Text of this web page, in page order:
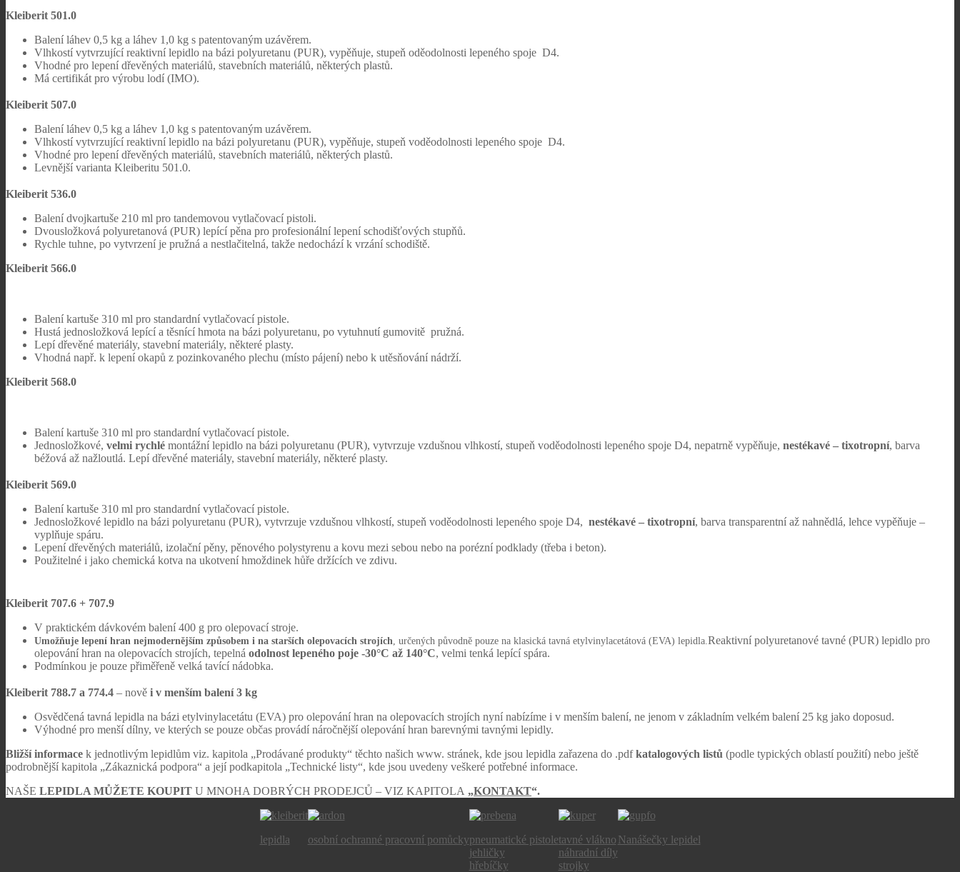
Kleiberit 501.0
Balení láhev 0,5 kg a láhev 1,0 kg s patentovaným uzávěrem.
Vlhkostí vytvrzující reaktivní lepidlo na bázi polyuretanu (PUR), vypěňuje, stupeň oděodolnosti lepeného spoje D4.
Vhodné pro lepení dřevěných materiálů, stavebních materiálů, některých plastů.
Má certifikát pro výrobu lodí (IMO).
Kleiberit 507.0
Balení láhev 0,5 kg a láhev 1,0 kg s patentovaným uzávěrem.
Vlhkostí vytvrzující reaktivní lepidlo na bázi polyuretanu (PUR), vypěňuje, stupeň voděodolnosti lepeného spoje D4.
Vhodné pro lepení dřevěných materiálů, stavebních materiálů, některých plastů.
Levnější varianta Kleiberitu 501.0.
Kleiberit 536.0
Balení dvojkartuše 210 ml pro tandemovou vytlačovací pistoli.
Dvousložková polyuretanová (PUR) lepící pěna pro profesionální lepení schodišťových stupňů.
Rychle tuhne, po vytvrzení je pružná a nestlačitelná, takže nedochází k vrzání schodiště.
Kleiberit 566.0
Balení kartuše 310 ml pro standardní vytlačovací pistole.
Hustá jednosložková lepící a těsnící hmota na bázi polyuretanu, po vytuhnutí gumovitě pružná.
Lepí dřevěné materiály, stavební materiály, některé plasty.
Vhodná např. k lepení okapů z pozinkovaného plechu (místo pájení) nebo k utěsňování nádrží.
Kleiberit 568.0
Balení kartuše 310 ml pro standardní vytlačovací pistole.
Jednosložkové, velmi rychlé montážní lepidlo na bázi polyuretanu (PUR), vytvrzuje vzdušnou vlhkostí, stupeň voděodolnosti lepeného spoje D4, nepatrně vypěňuje, nestékavé – tixotropní, barva
béžová až nažloutlá. Lepí dřevěné materiály, stavební materiály, některé plasty.
Kleiberit 569.0
Balení kartuše 310 ml pro standardní vytlačovací pistole.
Jednosložkové lepidlo na bázi polyuretanu (PUR), vytvrzuje vzdušnou vlhkostí, stupeň voděodolnosti lepeného spoje D4, nestékavé – tixotropní, barva transparentní až nahnědlá, lehce vypěňuje –
vyplňuje spáru.
Lepení dřevěných materiálů, izolační pěny, pěnového polystyrenu a kovu mezi sebou nebo na porézní podklady (třeba i beton).
Použitelné i jako chemická kotva na ukotvení hmoždinek hůře držících ve zdivu.
Kleiberit 707.6 + 707.9
V praktickém dávkovém balení 400 g pro olepovací stroje.
Umožňuje lepení hran nejmodernějším způsobem i na starších olepovacích strojích, určených původně pouze na klasická tavná etylvinylacetátová (EVA) lepidla.Reaktivní polyuretanové tavné (PUR) lepidlo pro
olepování hran na olepovacích strojích, tepelná odolnost lepeného poje -30°C až 140°C, velmi tenká lepící spára.
Podmínkou je pouze přiměřeně velká tavící nádobka.
Kleiberit 788.7 a 774.4 – nově i v menším balení 3 kg
Osvědčená tavná lepidla na bázi etylvinylacetátu (EVA) pro olepování hran na olepovacích strojích nyní nabízíme i v menším balení, ne jenom v základním velkém balení 25 kg jako doposud.
Výhodné pro menší dílny, ve kterých se pouze občas provádí náročnější olepování hran barevnými tavnými lepidly.
Bližší informace k jednotlivým lepidlům viz. kapitola „Prodávané produkty“ těchto našich www. stránek, kde jsou lepidla zařazena do .pdfkatalogových listů (podle typických oblastí použití) nebo ještě
podrobnější kapitola „Zákaznická podpora“ a její podkapitola „Technické listy“, kde jsou uvedeny veškeré potřebné informace.
NAŠE LEPIDLA MŮŽETE KOUPIT U MNOHA DOBRÝCH PRODEJCŮ – VIZ KAPITOLA „KONTAKT“.
lepidla osobní ochranné pracovní pomůckypneumatické pistole
jehličky
hřebíčky
tavné vlákno
náhradní díly
strojky
Nanášečky lepidel